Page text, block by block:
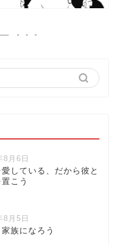
8月6日
している、だから彼と
こう
8月5日
族になろう